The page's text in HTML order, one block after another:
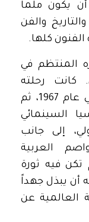
أن يكون ملماً
والفن
الفنون كلها.
المنتظم في
كانت رحلته
الأولى مع مهرجان كان السينمائي عام 1967، ثم
السينمائي
إلى جانب
العربية
تكن فيه ثورة
أن يبذل جهداً
العالمية عن